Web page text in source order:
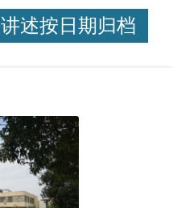
讲述按日期归档